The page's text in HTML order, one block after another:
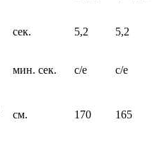
сек. 5,2 5,2
мин. сек. с/е с/е
см. 170 165